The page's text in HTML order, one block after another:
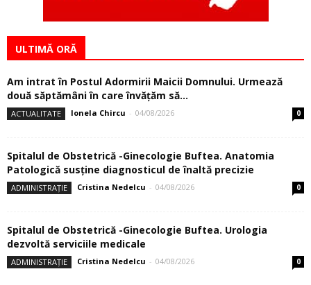
ULTIMĂ ORĂ
Am intrat în Postul Adormirii Maicii Domnului. Urmează
două săptămâni în care învăţăm să...
ACTUALITATE Ionela Chircu - 04/08/2026 0
Spitalul de Obstetrică -Ginecologie Buftea. Anatomia
Patologică susţine diagnosticul de înaltă precizie
ADMINISTRAȚIE Cristina Nedelcu - 04/08/2026 0
Spitalul de Obstetrică -Ginecologie Buftea. Urologia
dezvoltă serviciile medicale
ADMINISTRAȚIE Cristina Nedelcu - 04/08/2026 0